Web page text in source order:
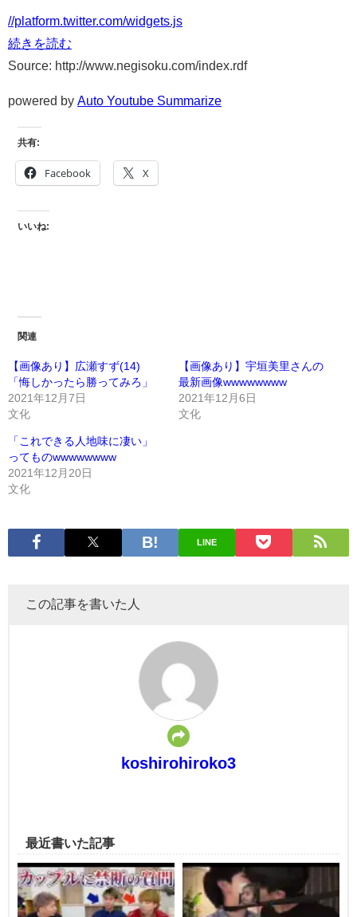
//platform.twitter.com/widgets.js
続きを読む
Source: http://www.negisoku.com/index.rdf
powered by Auto Youtube Summarize
共有:
Facebook X
いいね:
関連
【画像あり】広瀬すず(14)
「悔しかったら勝ってみろ」
2021年12月7日
文化
【画像あり】宇垣美里さんの
最新画像wwwwwwww
2021年12月6日
文化
「これできる人地味に凄い」
ってものwwwwwwww
2021年12月20日
文化
LINE
この記事を書いた人
koshirohiroko3
最近書いた記事